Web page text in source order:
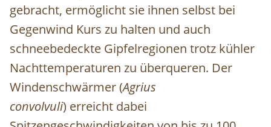
gebracht, ermöglicht sie ihnen selbst bei
Gegenwind Kurs zu halten und auch
schneebedeckte Gipfelregionen trotz kühler
Nachttemperaturen zu überqueren. Der
Windenschwärmer (Agrius
convolvuli) erreicht dabei